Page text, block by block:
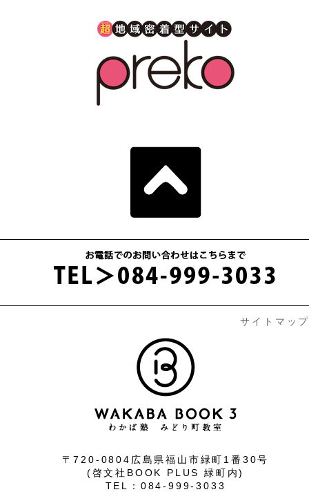
サイトマッ
〒720-0804広島県福山市緑町1番30号
(啓文社BOOK PLUS 緑町内)
TEL：084-999-3033